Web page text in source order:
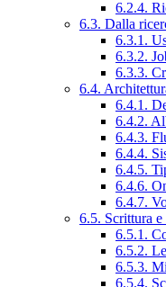
6.2.4.
6.3. Dalla
6.3.1.
6.3.2.
6.3.3.
6.4.
6.4.1.
6.4.2.
6.4.3.
6.4.4.
6.4.5.
6.4.6.
6.4.7.
6.5. Scrittura
6.5.1.
6.5.2.
6.5.3.
6.5.4.